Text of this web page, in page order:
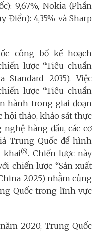
9,67%, Nokia (Phần
Điển): 4,35% và Sharp
công bố kế hoạch
lược “Tiêu chuẩn
Standard 2035). Việc
lược “Tiêu chuẩn
hành trong giai đoạn
hội thảo, khảo sát thực
nghệ hàng đầu, các cơ
Trung Quốc để hình
khai(6). Chiến lược này
chiến lược “Sản xuất
2025) nhằm củng
Quốc trong lĩnh vực
2020, Trung Quốc